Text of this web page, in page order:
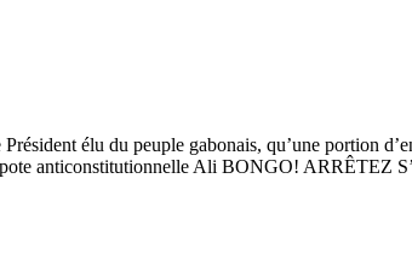
élu du peuple gabonais, qu’une portion
anticonstitutionnelle Ali BONGO!